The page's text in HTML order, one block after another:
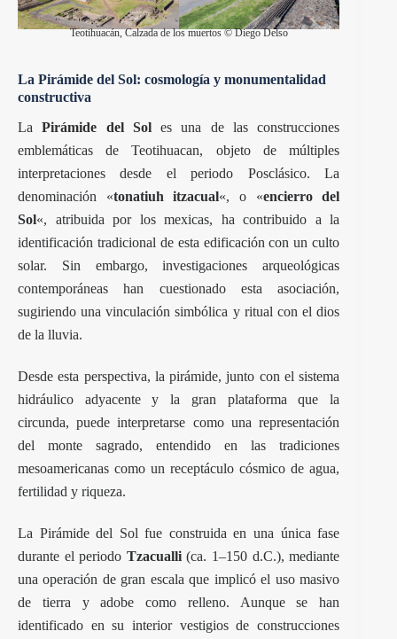
Teotihuacán, Calzada de los muertos © Diego Delso
La Pirámide del Sol: cosmología y monumentalidad
constructiva
LaPirámide del Soles una de las construcciones
emblemáticas de Teotihuacan, objeto de múltiples
interpretaciones desde el periodo Posclásico. La
denominación «tonatiuh itzacual«, o «encierro del
Sol«, atribuida por los mexicas, ha contribuido a la
identificación tradicional de esta edificación con un culto
solar. Sin embargo, investigaciones arqueológicas
contemporáneas han cuestionado esta asociación,
sugiriendo una vinculación simbólica y ritual con el dios
de la lluvia.
Desde esta perspectiva, la pirámide, junto con el sistema
hidráulico adyacente y la gran plataforma que la
circunda, puede interpretarse como una representación
del monte sagrado, entendido en las tradiciones
mesoamericanas como un receptáculo cósmico de agua,
fertilidad y riqueza.
La Pirámide del Sol fue construida en una única fase
durante el periodo Tzacualli(ca. 1–150 d.C.), mediante
una operación de gran escala que implicó el uso masivo
de tierra y adobe como relleno. Aunque se han
identificado en su interior vestigios de construcciones